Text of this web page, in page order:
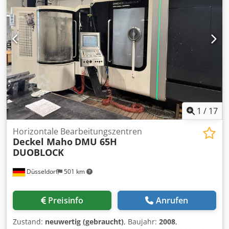
Drehtischdurchmesser:
800 mm, Gesamtgewicht:
kg, Spindeldrehzahl (min.):20’000 U/min
, Leistung des
Spindelmotors: 34’000 W, Ausstattung:
Dokumentation/Handbuch, Drehzahl stufenlos
einstellbar, Späneförderer , Neuwertige
Ausstellungsmaschine, Laser, Taster, IKZ konfigurierbar
Csdpfxexbzyrj Ak Herf
1 / 17
Düsseldorf 501 km
Horizontale Bearbeitungszentren
Deckel Maho DMU 65H
DUOBLOCK
Preisinfo Anrufen
Zustand: neuwertig (gebraucht), Baujahr: 2008,